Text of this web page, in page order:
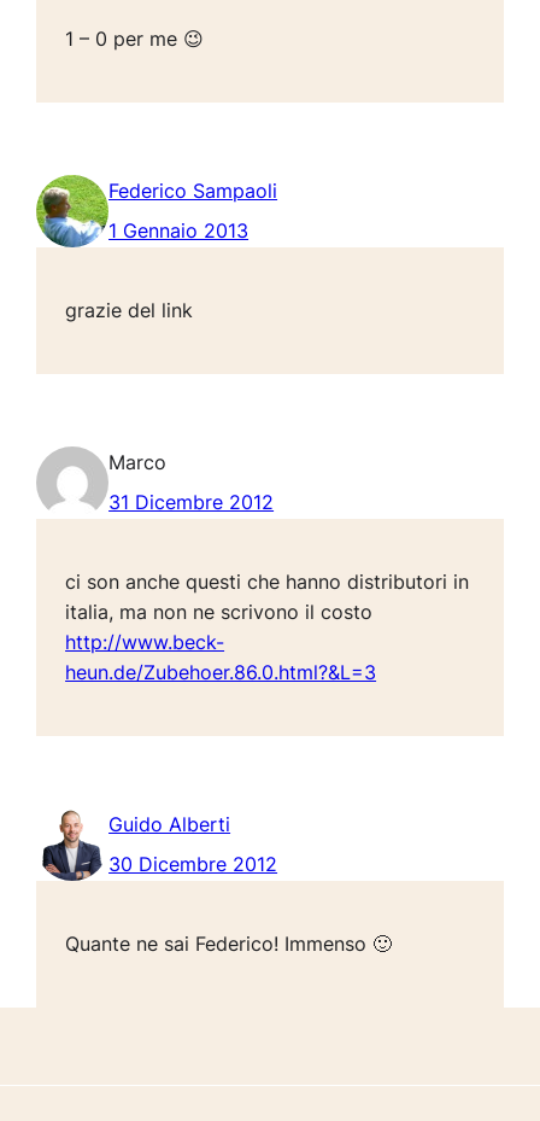
1 – 0 per me 😉
Federico Sampaoli
1 Gennaio 2013
grazie del link
Marco
31 Dicembre 2012
ci son anche questi che hanno distributori in
italia, ma non ne scrivono il costo
http://www.beck-
heun.de/Zubehoer.86.0.html?&L=3
Guido Alberti
30 Dicembre 2012
Quante ne sai Federico! Immenso 🙂